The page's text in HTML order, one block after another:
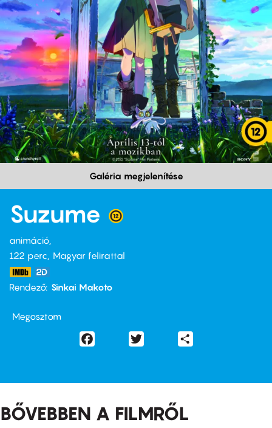
Galéria megjelenítése
Suzume
animáció
122 perc,
Magyar felirattal
Rendező Sinkai Makoto
Megosztom
Facebook
BŐVEBBEN A FILMRŐL